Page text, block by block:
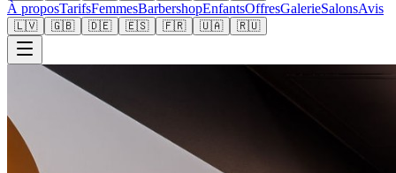
À proposTarifsFemmesBarbershopEnfantsOffresGalerieSalonsAvis
🇱🇻 🇬🇧 🇩🇪 🇪🇸 🇫🇷 🇺🇦 🇷🇺